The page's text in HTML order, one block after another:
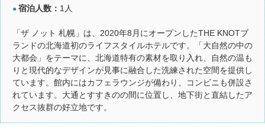
● 宿泊人数： 1人
「ザ ノット 札幌」は、2020年8月にオープンしたTHE KNOTブ
ランドの北海道初のライフスタイルホテルです。「大自然の中の
大都会」をテーマに、北海道特有の素材を取り入れ、自然の温も
りと現代的なデザインが見事に融合した洗練された空間を提供し
ています。館内にはカフェラウンジが備わり、コンビニも併設さ
れています。大通とすすきのの間に位置し、地下街と直結したア
クセス抜群の好立地です。